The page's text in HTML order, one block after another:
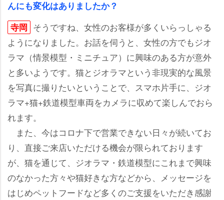
んにも変化はありましたか？
寺岡 そうですね、女性のお客様が多くいらっしゃる
ようになりました。お話を伺うと、女性の方でもジオ
ラマ（情景模型・ミニチュア）に興味のある方が意外
と多いようです。猫とジオラマという非現実的な風景
を写真に撮りたいということで、スマホ片手に、ジオ
ラマ+猫+鉄道模型車両をカメラに収めて楽しんでおら
れます。
また、今はコロナ下で営業できない日々が続いてお
り、直接ご来店いただける機会が限られております
が、猫を通じて、ジオラマ・鉄道模型にこれまで興味
のなかった方々や猫好きな方などから、メッセージを
はじめペットフードなど多くのご支援をいただき感謝